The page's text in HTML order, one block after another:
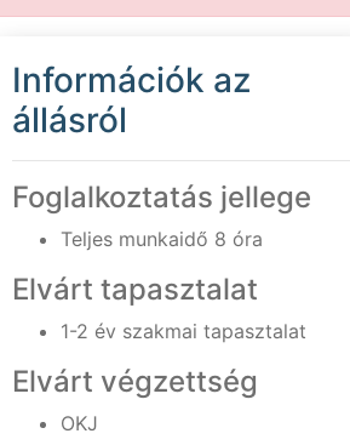
Információk az
állásról
Foglalkoztatás jellege
Teljes munkaidő 8 óra
Elvárt tapasztalat
1-2 év szakmai tapasztalat
Elvárt végzettség
OKJ